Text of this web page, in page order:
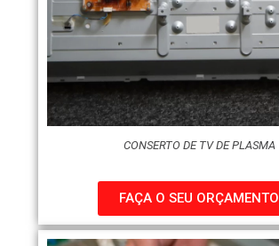
CONSERTO DE TV DE PLASMA
FAÇA O SEU ORÇAMENTO